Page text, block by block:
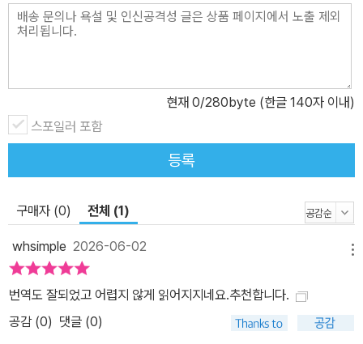
하는 것만으로도 근육을 만들 수 있을까? 그렇다면 일어나지도 않은
일을 기억하는 일은 어떨까? 이 책은 이러한 놀라운 질문들에 답하
파크스는 어느 날 소파에서 잠들었다. 그리고 깨어난 그가 본 것은 공
포에 물든 채 바닥에 쓰러져 있는 장모의 얼굴이었다. 그의 손에는 피
가 뚝뚝 떨어지는 칼이 들려 있었다. 경찰 조사에 의하면 그는 소파에
서 일어나 구두를 신고 재킷을 입은 후 밖으로 나가 차로 23킬로미터
을 하다 장인은 목 졸라 죽이고 장모는 칼로 찔러 죽였다. 그러나 그는
그 모든 일을 전혀 기억하지 못했다. 정신질환이나 약물 남용의 징후
는 발견되지 않았다. 살해 동기도 불분명했다. 그 끔찍한 밤에 케네스
파크스의 뇌에서는 어떤 일이 일어난 것일까? 무의식의 세계는 여기
리의 현실에 개입한다. 타이거 우즈와 골프계의 전설인 잭 니클라우
현재 0/280byte (한글 140자 이내)
스포일러 포함
등록
구매자 (0) 전체 (1)
whsimple 2026-06-02
번역도 잘되었고 어렵지 않게 읽어지지네요.추천합니다.
공감 (0) 댓글 (0)